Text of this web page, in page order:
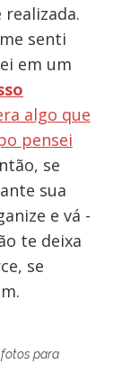
senti
em um
algo que
pensei
se
sua
e vá -
te deixa
se
para